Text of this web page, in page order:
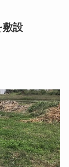
敷設